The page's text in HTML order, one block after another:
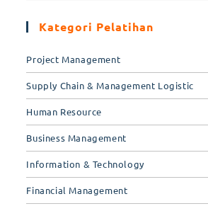
Kategori Pelatihan
Project Management
Supply Chain & Management Logistic
Human Resource
Business Management
Information & Technology
Financial Management